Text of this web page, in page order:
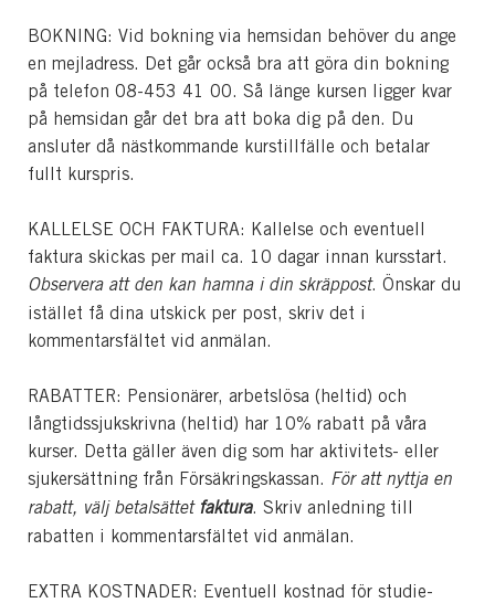
BOKNING: Vid bokning via hemsidan behöver du ange
en mejladress. Det går också bra att göra din bokning
på telefon 08-453 41 00. Så länge kursen ligger kvar
på hemsidan går det bra att boka dig på den. Du
ansluter då nästkommande kurstillfälle och betalar
fullt kurspris.
KALLELSE OCH FAKTURA: Kallelse och eventuell
faktura skickas per mail ca. 10 dagar innan kursstart.
Observera att den kan hamna i din skräppost. Önskar du
istället få dina utskick per post, skriv det i
kommentarsfältet vid anmälan.
RABATTER: Pensionärer, arbetslösa (heltid) och
långtidssjukskrivna (heltid) har 10% rabatt på våra
kurser. Detta gäller även dig som har aktivitets- eller
sjukersättning från Försäkringskassan. För att nyttja en
rabatt, välj betalsättet faktura. Skriv anledning till
rabatten i kommentarsfältet vid anmälan.
EXTRA KOSTNADER: Eventuell kostnad för studie-